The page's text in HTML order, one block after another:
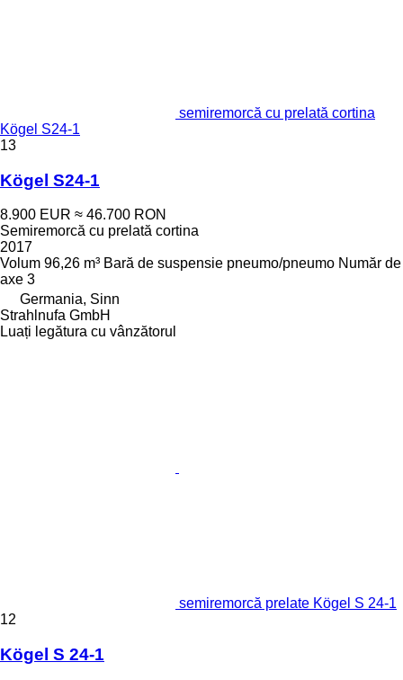
semiremorcă cu prelată cortina
Kögel S24-1
13
Kögel S24-1
8.900 EUR ≈ 46.700 RON
Semiremorcă cu prelată cortina
2017
Volum 96,26 m³ Bară de suspensie pneumo/pneumo Număr de
axe 3
Germania, Sinn
Strahlnufa GmbH
Luați legătura cu vânzătorul
semiremorcă prelate Kögel S 24-1
12
Kögel S 24-1